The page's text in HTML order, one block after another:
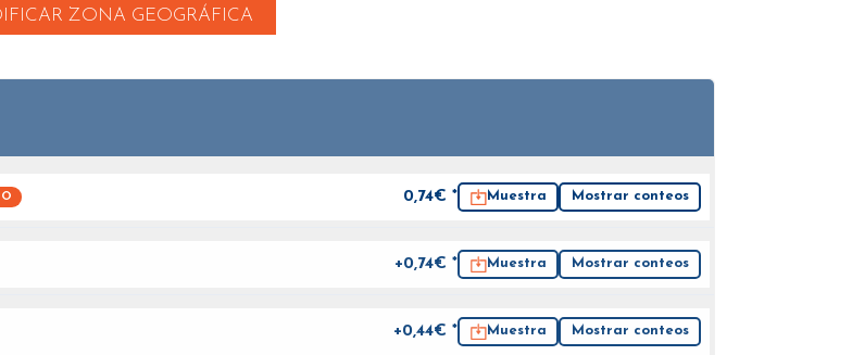
ZONA GEOGRÁFICA
0,74€ * Muestra Mostrar conteos
+0,74€ * Muestra Mostrar conteos
+0,44€ * Muestra Mostrar conteos